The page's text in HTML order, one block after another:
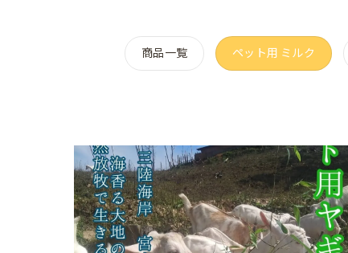
商品一覧 ペット用 ミルク